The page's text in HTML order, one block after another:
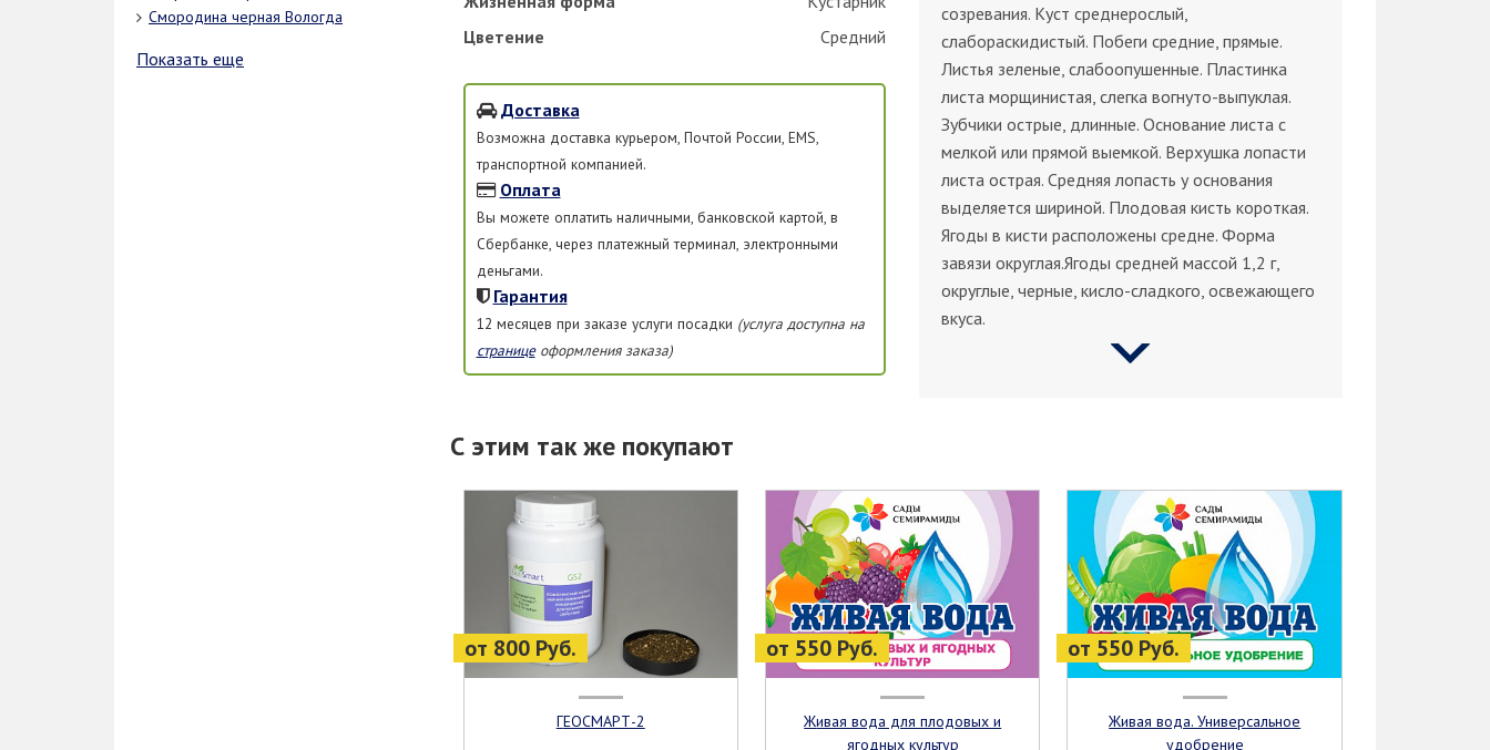
Смородина черная Вологда
Показать еще
Цветение
Средний
Доставка
Возможна доставка курьером, Почтой России, EMS,
транспортной компанией.
Оплата
Вы можете оплатить наличными, банковской картой, в
Сбербанке, через платежный терминал, электронными
деньгами.
Гарантия
12 месяцев при заказе услуги посадки (услуга доступна на
страницеоформления заказа)
созревания. Куст среднерослый,
слабораскидистый. Побеги средние, прямые.
Листья зеленые, слабоопушенные. Пластинка
листа морщинистая, слегка вогнуто-выпуклая.
Зубчики острые, длинные. Основание листа с
мелкой или прямой выемкой. Верхушка лопасти
листа острая. Средняя лопасть у основания
выделяется шириной. Плодовая кисть короткая.
Ягоды в кисти расположены средне. Форма
завязи округлая.Ягоды средней массой 1,2 г,
округлые, черные, кисло-сладкого, освежающего
вкуса.
С этим так же покупают
от 800 Руб.
ГЕОСМАРТ-2
от 550 Руб.
Живая вода для плодовых и
ягодных культур
от 550 Руб.
Живая вода. Универсальное
удобрение